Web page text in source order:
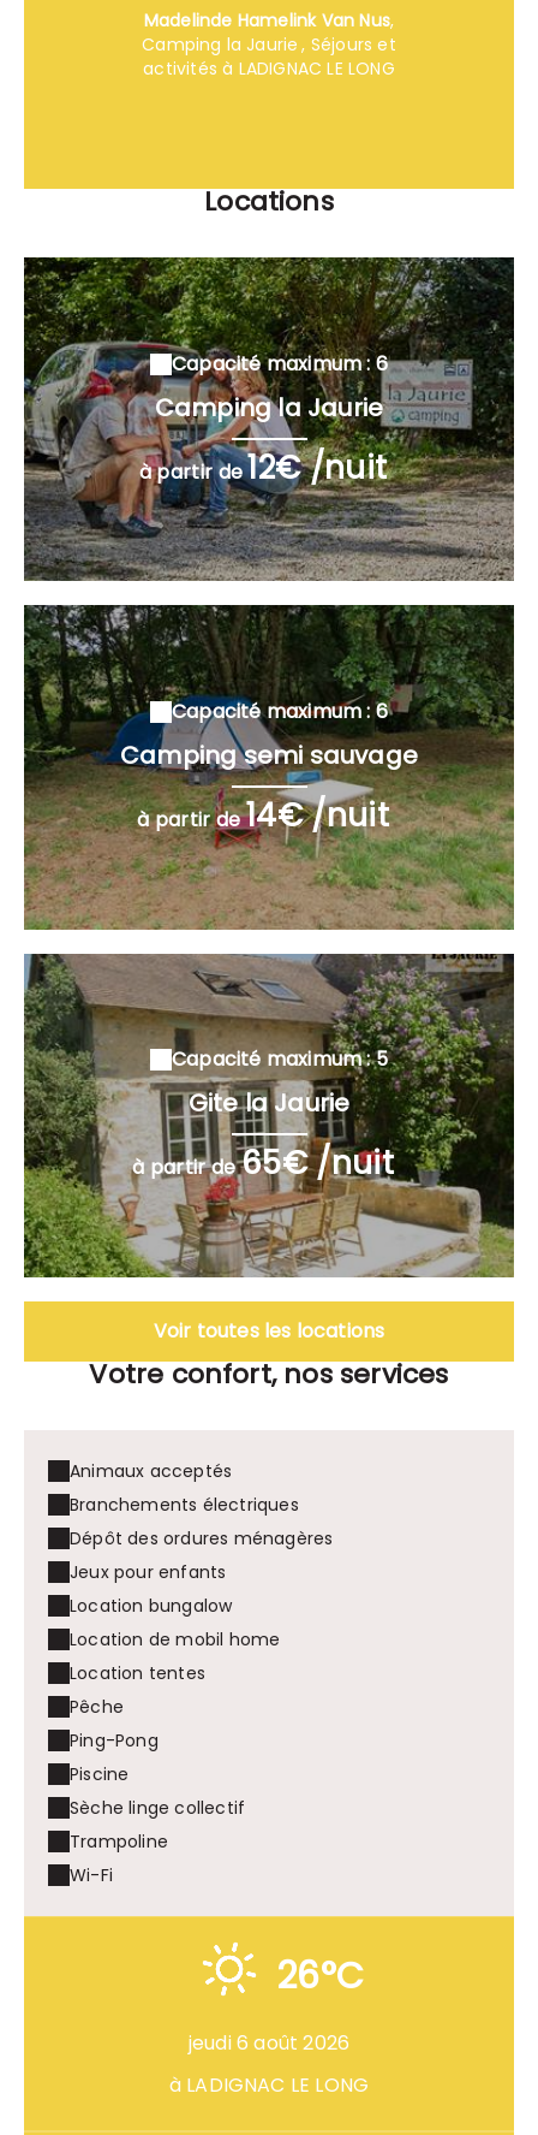
Madelinde Hamelink Van Nus,
Camping la Jaurie , Séjours et
activités à LADIGNAC LE LONG
Locations
Capacité maximum : 6
Camping la Jaurie
à partir de12€ /nuit
Capacité maximum : 6
Camping semi sauvage
à partir de14€ /nuit
Capacité maximum : 5
Gite la Jaurie
à partir de65€ /nuit
Voir toutes les locations
Votre confort, nos services
Animaux acceptés
Branchements électriques
Dépôt des ordures ménagères
Jeux pour enfants
Location bungalow
Location de mobil home
Location tentes
Pêche
Ping-Pong
Piscine
Sèche linge collectif
Trampoline
Wi-Fi
26°C
jeudi 6 août 2026
à LADIGNAC LE LONG